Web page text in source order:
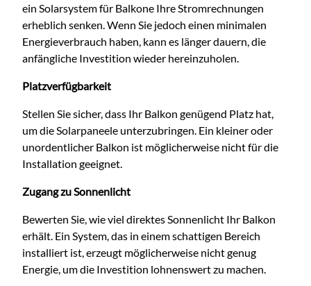
ein Solarsystem für Balkone Ihre Stromrechnungen
erheblich senken. Wenn Sie jedoch einen minimalen
Energieverbrauch haben, kann es länger dauern, die
anfängliche Investition wieder hereinzuholen.
Platzverfügbarkeit
Stellen Sie sicher, dass Ihr Balkon genügend Platz hat,
um die Solarpaneele unterzubringen. Ein kleiner oder
unordentlicher Balkon ist möglicherweise nicht für die
Installation geeignet.
Zugang zu Sonnenlicht
Bewerten Sie, wie viel direktes Sonnenlicht Ihr Balkon
erhält. Ein System, das in einem schattigen Bereich
installiert ist, erzeugt möglicherweise nicht genug
Energie, um die Investition lohnenswert zu machen.